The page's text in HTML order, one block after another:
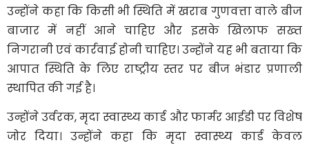
उन्होंने कहा कि किसी भी स्थिति में खराब गुणवत्ता वाले बीज
बाजार में नहीं आने चाहिए और इसके खिलाफ सख्त
निगरानी एवं कार्रवाई होनी चाहिए। उन्होंने यह भी बताया कि
आपात स्थिति के लिए राष्ट्रीय स्तर पर बीज भंडार प्रणाली
स्थापित की गई है।
उन्होंने उर्वरक, मृदा स्वास्थ्य कार्ड और फार्मर आईडी पर विशेष
जोर दिया। उन्होंने कहा कि मृदा स्वास्थ्य कार्ड केवल